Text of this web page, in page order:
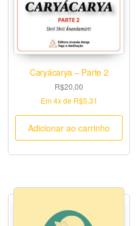
Caryácarya – Parte 2
R$20,00
Em4xde R$5,31
Adicionar ao carrinho